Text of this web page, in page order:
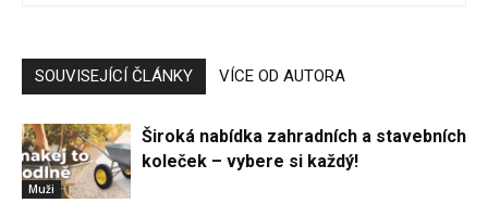
SOUVISEJÍCÍ ČLÁNKY VÍCE OD AUTORA
Muži
Široká nabídka zahradních a stavebních
koleček – vybere si každý!